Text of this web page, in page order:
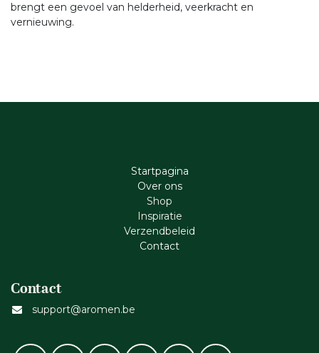
brengt een gevoel van helderheid, veerkracht en
vernieuwing.
Startpagina
Ove​r​ ons
Shop
Inspiratie
Verzendbeleid
Cont​act
Contact
support@aromen.be